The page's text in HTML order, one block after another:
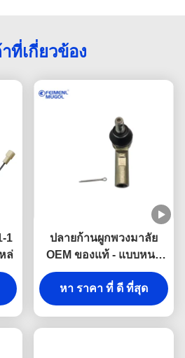
ที่เกี่ยวข้อง
1
ล่
ปลายก้านผูกพวงมาลัย
OEM ของแท้ - แบบหนา
พิเศษ 6 รู สำหรับ Foton
Tunland & JAC T6 - 6
Lug 4WD M14
หา ราคา ที่ ดี ที่สุด